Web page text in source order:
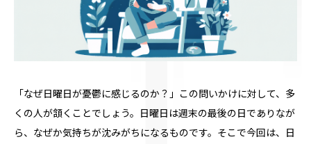
「なぜ日曜日が憂鬱に感じるのか？」この問いかけに対して、多
くの人が頷くことでしょう。日曜日は週末の最後の日でありなが
ら、なぜか気持ちが沈みがちになるものです。そこで今回は、日